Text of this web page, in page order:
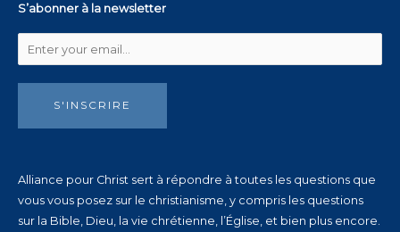
S’abonner à la newsletter
S'INSCRIRE
Alliance pour Christ sert à répondre à toutes les questions que
vous vous posez sur le christianisme, y compris les questions
sur la Bible, Dieu, la vie chrétienne, l’Église, et bien plus encore.